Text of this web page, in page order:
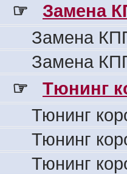
☞
Замена
Замена
Замена
☞
Тюнинг
Тюнинг
Тюнинг
Тюнинг